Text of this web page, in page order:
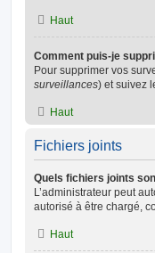
Haut
Comment puis-je
Pour supprimer vos
surveillances) et suivez
Haut
Fichiers joints
Quels fichiers joints
L’administrateur peut
autorisé à être chargé,
Haut